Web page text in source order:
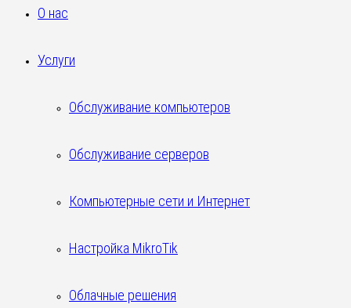
О нас
Услуги
Обслуживание компьютеров
Обслуживание серверов
Компьютерные сети и Интернет
Настройка MikroTik
Облачные решения